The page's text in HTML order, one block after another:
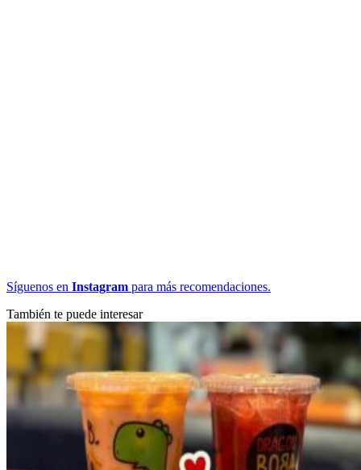
Síguenos en Instagram para más recomendaciones.
También te puede interesar